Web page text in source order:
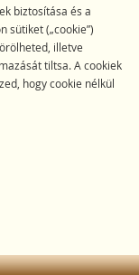
biztosítása és a
sütiket („cookie”)
illetve
tiltsa. A cookiek
hogy cookie nélkül